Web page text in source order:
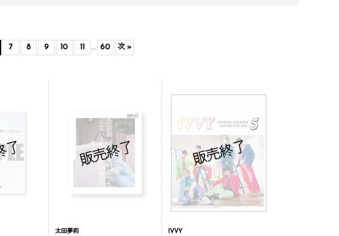
7 8 9 10 11 ... 60 次 »
太田夢莉 IVVY